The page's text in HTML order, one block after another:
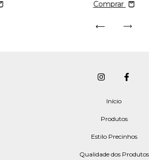
Comprar
Início
Produtos
Estilo Precinhos
Qualidade dos Produtos